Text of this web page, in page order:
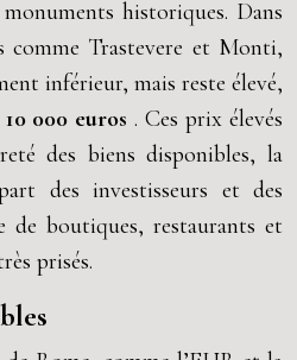
historiques. Dans
comme Trastevere et Monti,
inférieur, mais reste élevé,
10 000 euros. Ces prix élevés
des biens disponibles, la
des investisseurs et des
de boutiques, restaurants et
prisés.